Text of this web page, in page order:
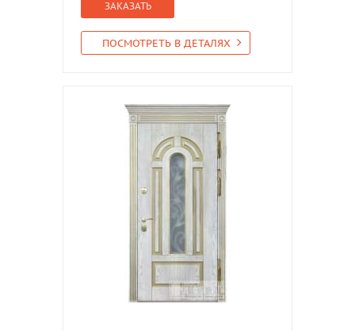
ЗАКАЗАТЬ
ПОСМОТРЕТЬ В ДЕТАЛЯХ